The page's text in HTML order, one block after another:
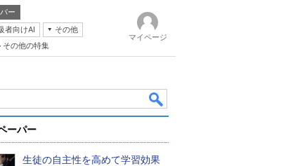
ー
者向けAI
その他
その他の特集
マイページ
ーパー
生徒の自主性を高めて学習効果